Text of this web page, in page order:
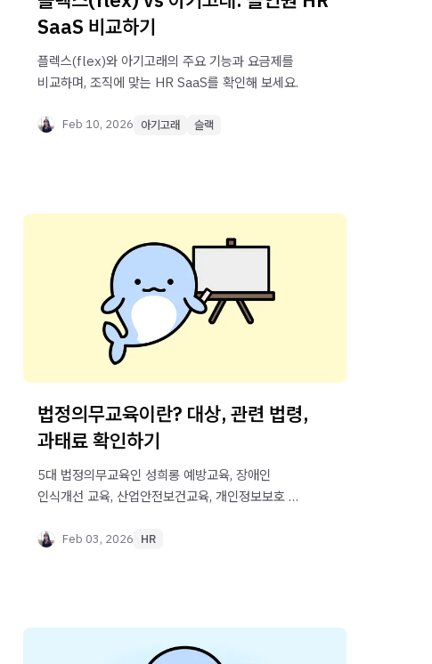
SaaS 비교하기
플렉스(flex)와 아기고래의 주요 기능과 요금제를
비교하며, 조직에 맞는 HR SaaS를 확인해 보세요.
Feb 10, 2026 아기고래 슬랙
법정의무교육이란? 대상, 관련 법령,
과태료 확인하기
5대 법정의무교육인 성희롱 예방교육, 장애인
인식개선 교육, 산업안전보건교육, 개인정보보호 및
각 교육의 개념과 교육 대상, 관련 법령, 교육 내용,
Feb 03, 2026 HR